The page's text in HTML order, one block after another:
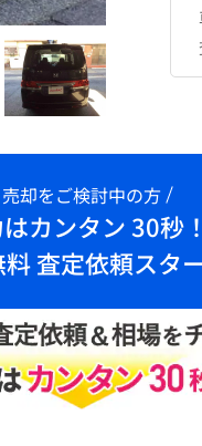
売却をご検討中の方
カンタン 30秒！
査定依頼スタ